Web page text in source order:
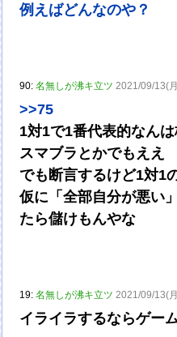
例えばどんなのや？
90:名無しが沸キ立ツ 2021/09/13(
>>75
1対1で1番代表的なん
スマブラとかでもええ
でも断言するけど1対1
仮に「全部自分が悪い
たら儲けもんやな
19:名無しが沸キ立ツ 2021/09/13(
イライラするならゲー